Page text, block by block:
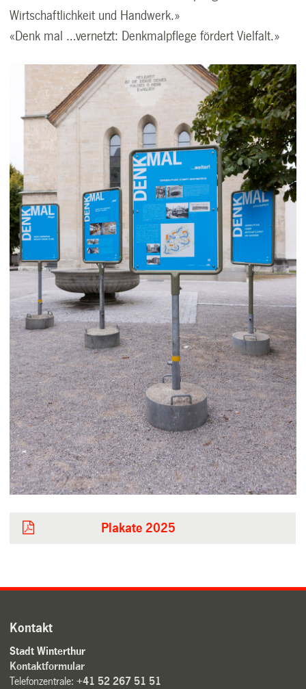
Wirtschaftlichkeit und Handwerk.»
«Denk mal …vernetzt: Denkmalpflege fördert Vielfalt.»
Plakate 2025
Kontakt
Stadt Winterthur
Kontaktformular
Telefonzentrale:+41 52 267 51 51